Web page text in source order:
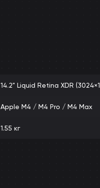
14.2" Liquid Retina XDR
Apple M4 / M4 Pro / M4 Max
1.55 кг